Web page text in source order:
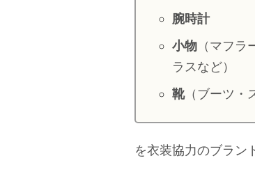
腕時計
小物 （マフ
ラスなど）
靴（ブーツ・
を衣装協力のブラン